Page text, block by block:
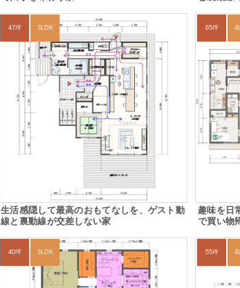
47坪 3LDK
生活感隠して最高のおもてなしを、ゲスト動
線と裏動線が交差しない家
65坪
趣味を日
で買い物
40坪 3LDK 55坪